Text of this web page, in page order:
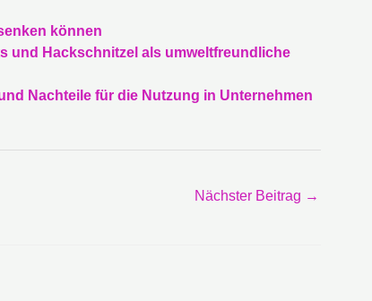
können
und Hackschnitzel als umweltfreundliche
Nachteile für die Nutzung in Unternehmen
Nächster Beitrag →